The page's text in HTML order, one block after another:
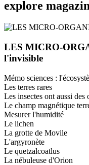
explore
LES MICRO-
l'invisible
Mémo sciences :
Les terres rares
Les insectes ont aussi des
Le champ magnétique
Mesurer l'humidité
Le lichen
La grotte de Movile
L'argyronète
Le quetzalcoatlus
La nébuleuse d'Orion